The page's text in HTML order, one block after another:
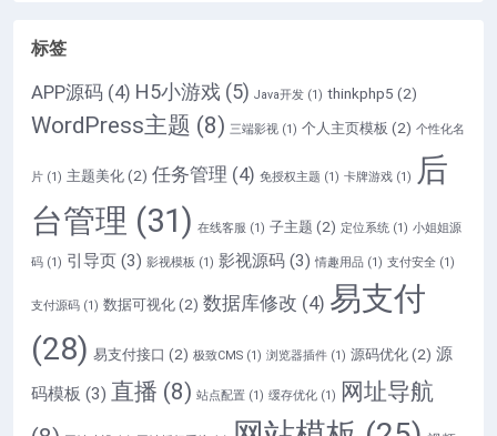
标签
APP源码 (4) H5小游戏 (5) Java开发 (1) thinkphp5 (2)
WordPress主题 (8) 三端影视 (1) 个人主页模板 (2) 个性化名
片 (1) 主题美化 (2) 任务管理 (4) 免授权主题 (1) 卡牌游戏 (1)
后
台管理 (31) 在线客服 (1) 子主题 (2) 定位系统 (1) 小姐姐源
码 (1) 引导页 (3) 影视模板 (1) 影视源码 (3) 情趣用品 (1) 支付安全 (1)
支付源码 (1) 数据可视化 (2) 数据库修改 (4) 易支付
(28) 易支付接口 (2) 极致CMS (1) 浏览器插件 (1) 源码优化 (2) 源
码模板 (3) 直播 (8) 站点配置 (1) 缓存优化 (1)
网址导航